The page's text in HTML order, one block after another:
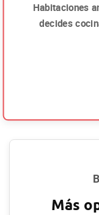
Habitaciones
decides
Más